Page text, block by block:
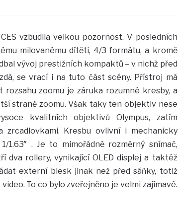
vzbudila velkou pozornost. V posledních
milovanému dítěti, 4/3 formátu, a kromě
vývoj prestižních kompaktů – v nichž před
se vrací i na tuto část scény. Přístroj má
zoomu je záruka rozumné kresby, a
straně zoomu. Však taky ten objektiv nese
kvalitních objektivů Olympus, zatím
Kresbu ovlivní i mechanicky
. Je to mimořádně rozměrný snímač,
dva rollery, vynikající OLED displej a taktéž
externí blesk jinak než před sáňky, totiž
To co bylo zveřejněno je velmi zajímavé.